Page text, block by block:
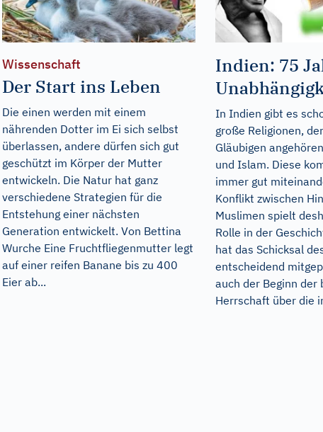
Wissenschaft
Der Start ins Leben
Die einen werden mit einem
nährenden Dotter im Ei sich selbst
überlassen, andere dürfen sich gut
geschützt im Körper der Mutter
entwickeln. Die Natur hat ganz
verschiedene Strategien für die
Entstehung einer nächsten
Generation entwickelt. Von Bettina
Wurche Eine Fruchtfliegenmutter legt
auf einer reifen Banane bis zu 400
Eier ab...
Indien: 75
In Indien gibt es
große Religionen,
Gläubigen
und Islam. Diese
immer gut
Konflikt zwischen
Muslimen spielt
Rolle in der
hat das Schicksal
entscheidend
auch der Beginn der
Herrschaft über die